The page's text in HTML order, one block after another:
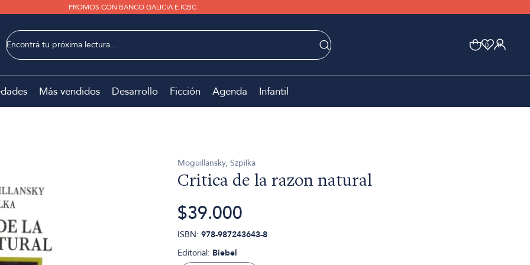
PROMOS CON BANCO GALICIA E ICBC
0 0
Más vendidos Desarrollo Ficción Agenda Infantil
Moguillansky, Szpilka
Critica de la razon natural
$39.000
ISBN: 978-987243643-8
Editorial: Biebel